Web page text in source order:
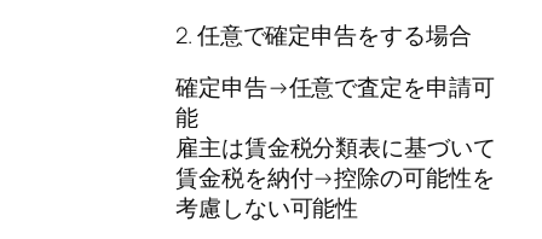
2. 任意で確定申告をする場合
確定申告→任意で査定を申請可
能
雇主は賃金税分類表に基づいて
賃金税を納付→控除の可能性を
考慮しない可能性